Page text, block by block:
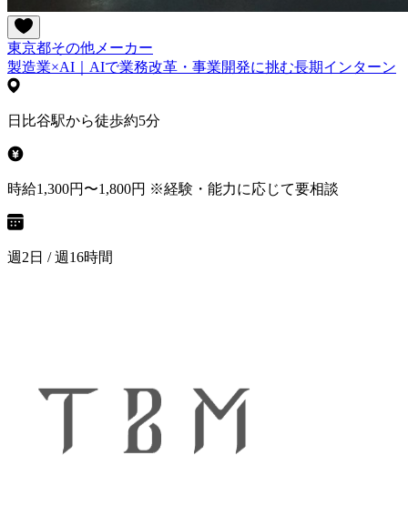
東京都その他 メーカー
製造業×AI｜AIで業務改革・事業開発に挑む長期インターン
日比谷駅から徒歩約5分
時給1,300円〜1,800円 ※経験・能力に応じて要相談
週2日 / 週16時間